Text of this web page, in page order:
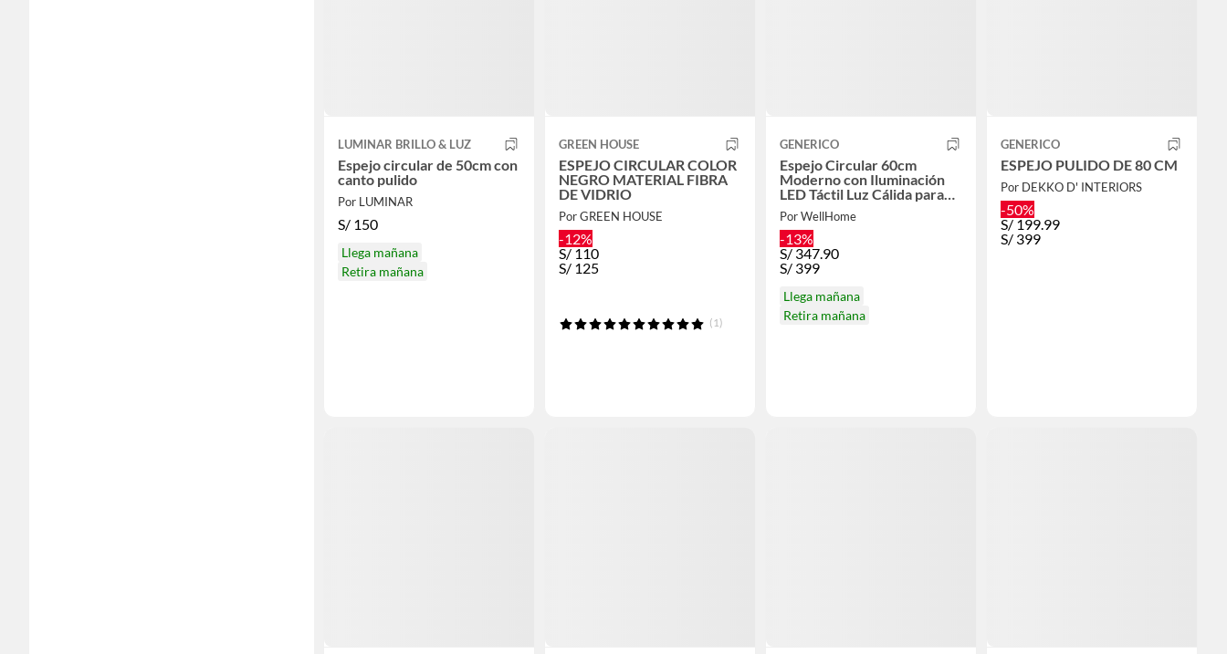
LUMINAR BRILLO & LUZ
Espejo circular de 50cm con
canto pulido
Por LUMINAR
S/ 150
Llega mañana
Retira mañana
GREEN HOUSE
ESPEJO CIRCULAR COLOR
NEGRO MATERIAL FIBRA
DE VIDRIO
Por GREEN HOUSE
-12%
S/110
S/ 125
(1)
GENERICO
Espejo Circular 60cm
Moderno con Iluminación
LED Táctil Luz Cálida para
Baño o Tocador
Por WellHome
-13%
S/347.90
S/ 399
Llega mañana
Retira mañana
GENERICO
ESPEJO PULIDO DE 80 CM
Por DEKKO D' INTERIORS
-50%
S/199.99
S/ 399